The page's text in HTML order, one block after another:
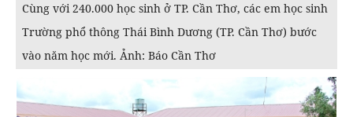
Cùng với 240.000 học sinh ở TP. Cần Thơ, các em học sinh
Trường phổ thông Thái Bình Dương (TP. Cần Thơ) bước
vào năm học mới. Ảnh: Báo Cần Thơ